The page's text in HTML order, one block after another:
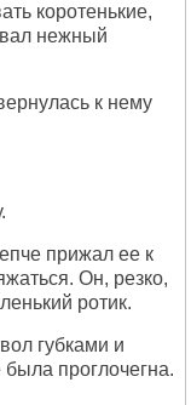
коротенькие,
нежный
к нему
прижал ее к
Он, резко,
ротик.
губками и
проглочегна.